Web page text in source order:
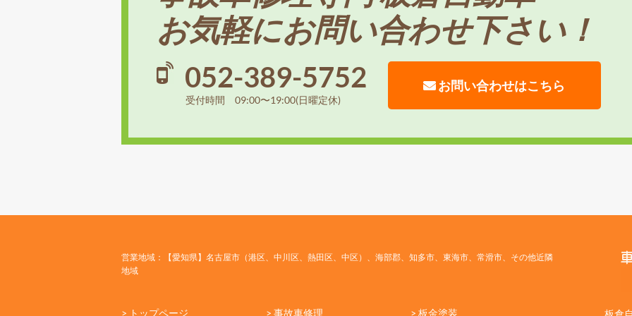
お気軽にお問い合わせ下さい！
052-389-5752
受付時間 09:00〜19:00(日曜定休)
お問い合わせはこちら
営業地域：【愛知県】名古屋市（港区、中川区、熱田区、中区）、海部郡、知多市、東海市、常滑市、その他近隣
地域
> トップページ > 事故車修理 > 板金塗装 板倉